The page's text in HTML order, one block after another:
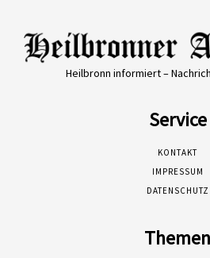
Heilbronn informiert –
Service
KONTAKT
IMPRESSUM
DATENSCHUTZ
Themen